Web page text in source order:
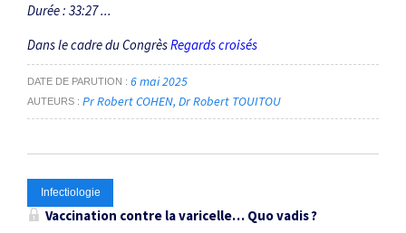
Durée : 33:27 ...
Dans le cadre du CongrèsRegards croisés
DATE DE PARUTION 6 mai 2025
AUTEURS Pr Robert COHEN Dr Robert TOUITOU
Infectiologie
Vaccination contre la varicelle… Quo ­vadis ?